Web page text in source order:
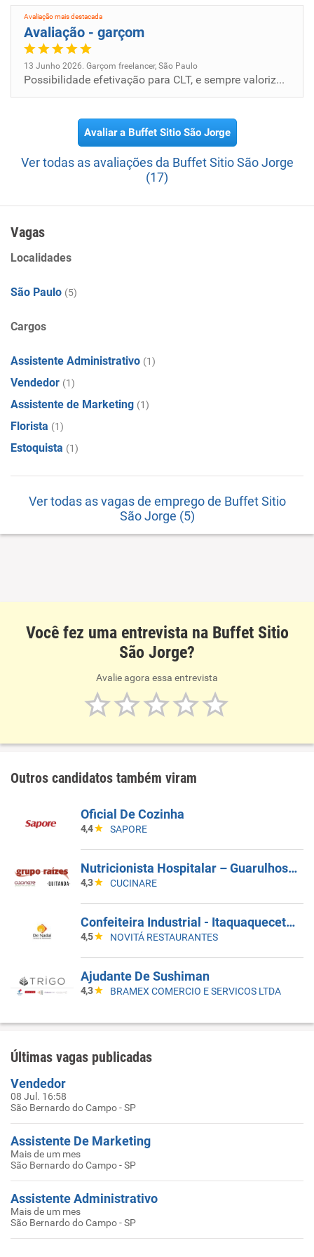
Odeon Decorações.
Avaliação mais destacada
Avaliação - garçom
13 Junho 2026. Garçom freelancer, São Paulo
Possibilidade efetivação para CLT, e sempre valoriza o funcionário.
Avaliar a Buffet Sitio São Jorge
Ver todas as avaliações da Buffet Sitio São Jorge
(17)
Vagas
Localidades
São Paulo (5)
Cargos
Assistente Administrativo (1)
Vendedor (1)
Assistente de Marketing (1)
Florista (1)
Estoquista (1)
Ver todas as vagas de emprego de Buffet Sitio
São Jorge (5)
Você fez uma entrevista na Buffet Sitio
São Jorge?
Avalie agora essa entrevista
Outros candidatos também viram
Oficial De Cozinha
4,4 SAPORE
Nutricionista Hospitalar – Guarulhos/SP
4,3 CUCINARE
Confeiteira Industrial - Itaquaquecetuba/SP
4,5 NOVITÁ RESTAURANTES
Ajudante De Sushiman
4,3 BRAMEX COMERCIO E SERVICOS LTDA
Últimas vagas publicadas
Vendedor
08 Jul. 16:58
São Bernardo do Campo - SP
Assistente De Marketing
Mais de um mes
São Bernardo do Campo - SP
Assistente Administrativo
Mais de um mes
São Bernardo do Campo - SP